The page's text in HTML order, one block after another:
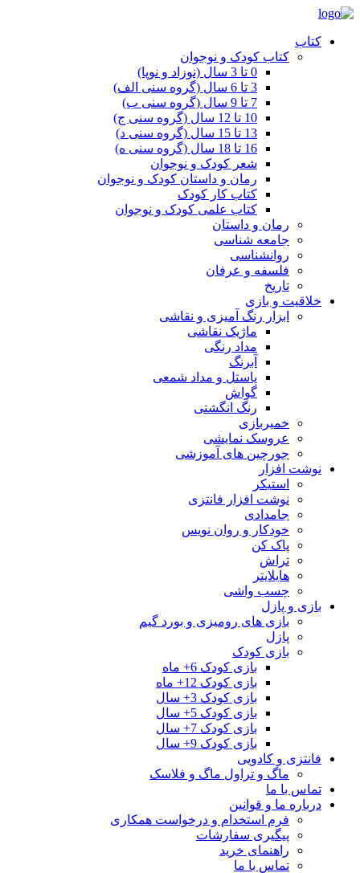
کتاب
کتاب کودک و نوجوان
0 تا 3 سال (نوزاد و نوپا)
3 تا 6 سال (گروه سنی الف)
7 تا 9 سال (گروه سنی ب)
10 تا 12 سال (گروه سنی ج)
13 تا 15 سال (گروه سنی د)
16 تا 18 سال (گروه سنی ه)
شعر کودک و نوجوان
رمان و داستان کودک و نوجوان
کتاب کار کودک
کتاب علمی کودک و نوجوان
رمان و داستان
جامعه شناسی
روانشناسی
فلسفه و عرفان
تاریخ
خلاقیت و بازی
ابزار رنگ آمیزی و نقاشی
ماژیک نقاشی
مداد رنگی
آبرنگ
پاستل و مداد شمعی
گواش
رنگ انگشتی
خمیربازی
عروسک نمایشی
جورچین های آموزشی
نوشت افزار
استیکر
نوشت افزار فانتزی
جامدادی
خودکار و روان نویس
پاک کن
تراش
هایلایتر
چسب واشی
بازی و پازل
بازی های رومیزی و بورد گیم
پازل
بازی کودک
بازی کودک 6+ ماه
بازی کودک 12+ ماه
بازی کودک 3+ سال
بازی کودک 5+ سال
بازی کودک 7+ سال
بازی کودک 9+ سال
فانتزی و کادویی
ماگ و تراول ماگ و فلاسک
تماس با ما
درباره ما و قوانین
فرم استخدام و درخواست همکاری
پیگیری سفارشات
راهنمای خرید
تماس با ما